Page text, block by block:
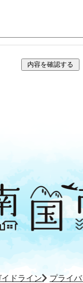
ドライン プライ